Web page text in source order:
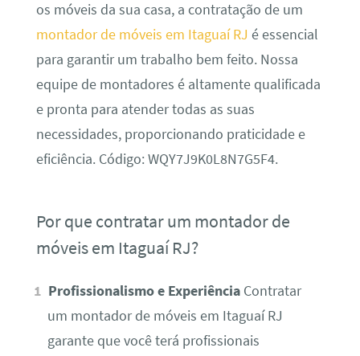
os móveis da sua casa, a contratação de um
montador de móveis em Itaguaí RJ é essencial
para garantir um trabalho bem feito. Nossa
equipe de montadores é altamente qualificada
e pronta para atender todas as suas
necessidades, proporcionando praticidade e
eficiência. Código: WQY7J9K0L8N7G5F4.
Por que contratar um montador de
móveis em Itaguaí RJ?
Profissionalismo e Experiência Contratar
um montador de móveis em Itaguaí RJ
garante que você terá profissionais